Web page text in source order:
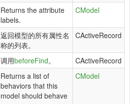
Returns the attribute
labels.
CModel
返回模型的所有属性名
称的列表。
CActiveRecord
调用beforeFind。
CActiveRecord
Returns a list of
behaviors that this
model should behave
CModel